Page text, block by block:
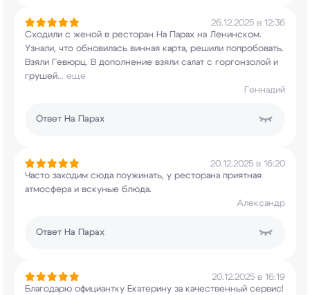
26.12.2025 в 12:36
Сходили с женой в ресторан На Парах на Ленинском.
Узнали, что обновилась винная карта, решили попробовать.
Взяли Гевюрц. В дополнение взяли салат с горгонзолой и
грушей... еще
Геннадий
Ответ На Парах
20.12.2025 в 16:20
Часто заходим сюда поужинать, у ресторана приятная
атмосфера и вскуные блюда.
Александр
Ответ На Парах
20.12.2025 в 16:19
Благодарю официантку Екатерину за качественный сервис!